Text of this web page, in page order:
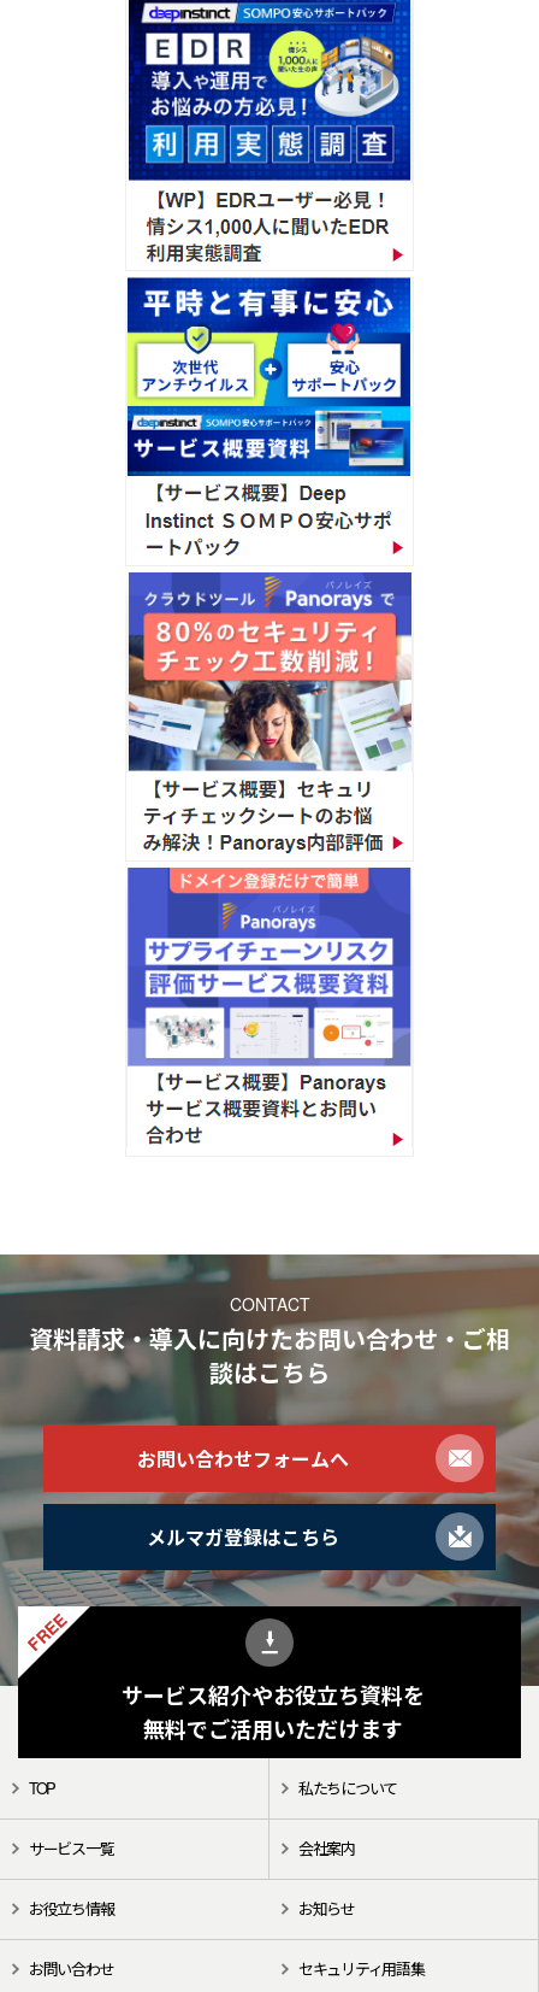
CONTACT
資料請求・導入に向けたお問い合わせ・ご相
談はこちら
お問い合わせフォームへ
メルマガ登録はこちら
FREE
サービス紹介やお役立ち資料を
無料でご活用いただけます
TOP 私たちについて
サービス一覧 会社案内
お役立ち情報 お知らせ
お問い合わせ セキュリティ用語集